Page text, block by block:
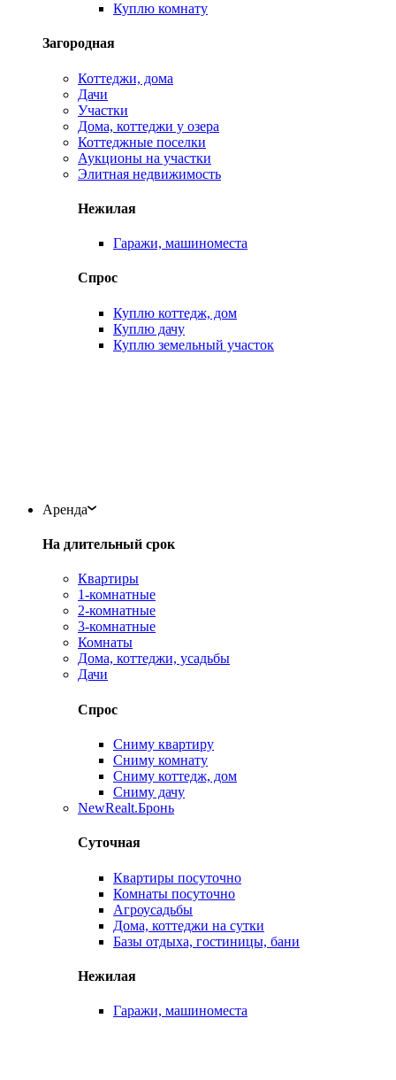
Куплю комнату
Загородная
Коттеджи, дома
Дачи
Участки
Дома, коттеджи у озера
Коттеджные поселки
Аукционы на участки
Элитная недвижимость
Нежилая
Гаражи, машиноместа
Спрос
Куплю коттедж, дом
Куплю дачу
Куплю земельный участок
Аренда
На длительный срок
Квартиры
1-комнатные
2-комнатные
3-комнатные
Комнаты
Дома, коттеджи, усадьбы
Дачи
Спрос
Сниму квартиру
Сниму комнату
Сниму коттедж, дом
Сниму дачу
NewRealt.Бронь
Суточная
Квартиры посуточно
Комнаты посуточно
Агроусадьбы
Дома, коттеджи на сутки
Базы отдыха, гостиницы, бани
Нежилая
Гаражи, машиноместа